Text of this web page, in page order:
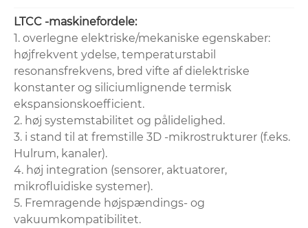
LTCC -maskinefordele‌:
1. overlegne elektriske/mekaniske egenskaber:
højfrekvent ydelse, temperaturstabil
resonansfrekvens, bred vifte af dielektriske
konstanter og siliciumlignende termisk
ekspansionskoefficient.
2. høj systemstabilitet og pålidelighed.
3. i stand til at fremstille 3D -mikrostrukturer (f.eks.
Hulrum, kanaler).
4. høj integration (sensorer, aktuatorer,
mikrofluidiske systemer).
5. Fremragende højspændings- og
vakuumkompatibilitet.